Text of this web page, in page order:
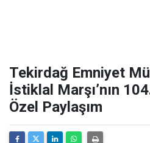
Tekirdağ Emniyet
İstiklal Marşı’nın
Özel Paylaşım